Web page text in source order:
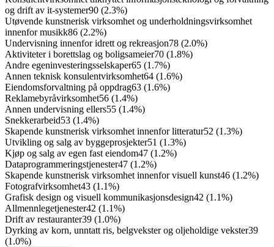
og drift av it-systemer90 (2.3%)
Utøvende kunstnerisk virksomhet og underholdningsvirksomhet
innenfor musikk86 (2.2%)
Undervisning innenfor idrett og rekreasjon78 (2.0%)
Aktiviteter i borettslag og boligsameier70 (1.8%)
Andre egeninvesteringsselskaper65 (1.7%)
Annen teknisk konsulentvirksomhet64 (1.6%)
Eiendomsforvaltning på oppdrag63 (1.6%)
Reklamebyråvirksomhet56 (1.4%)
Annen undervisning ellers55 (1.4%)
Snekkerarbeid53 (1.4%)
Skapende kunstnerisk virksomhet innenfor litteratur52 (1.3%)
Utvikling og salg av byggeprosjekter51 (1.3%)
Kjøp og salg av egen fast eiendom47 (1.2%)
Dataprogrammeringstjenester47 (1.2%)
Skapende kunstnerisk virksomhet innenfor visuell kunst46 (1.2%)
Fotografvirksomhet43 (1.1%)
Grafisk design og visuell kommunikasjonsdesign42 (1.1%)
Allmennlegetjenester42 (1.1%)
Drift av restauranter39 (1.0%)
Dyrking av korn, unntatt ris, belgvekster og oljeholdige vekster39
(1.0%)